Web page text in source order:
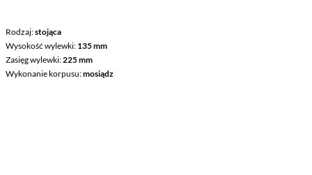
Rodzaj stojąca
Wysokość wylewki 135 mm
Zasięg wylewki 225 mm
Wykonanie korpusu mosiądz